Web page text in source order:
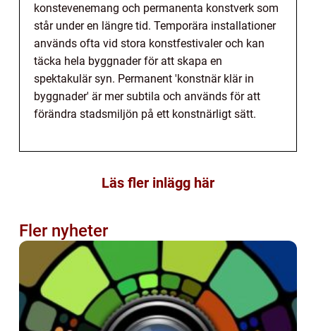
konstevenemang och permanenta konstverk som
står under en längre tid. Temporära installationer
används ofta vid stora konstfestivaler och kan
täcka hela byggnader för att skapa en
spektakulär syn. Permanent 'konstnär klär in
byggnader' är mer subtila och används för att
förändra stadsmiljön på ett konstnärligt sätt.
Läs fler inlägg här
Fler nyheter